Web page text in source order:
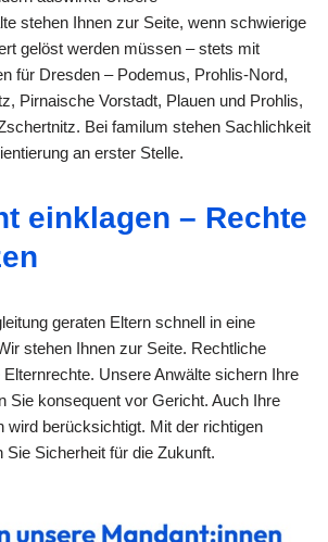
stehen Ihnen zur Seite, wenn schwierige
gelöst werden müssen – stets mit
für Dresden – Podemus, Prohlis-Nord,
Pirnaische Vorstadt, Plauen und Prohlis,
Bei familum stehen Sachlichkeit
an erster Stelle.
einklagen – Rechte
geraten Eltern schnell in eine
stehen Ihnen zur Seite. Rechtliche
Unsere Anwälte sichern Ihre
Sie konsequent vor Gericht. Auch Ihre
wird berücksichtigt. Mit der richtigen
Sie Sicherheit für die Zukunft.